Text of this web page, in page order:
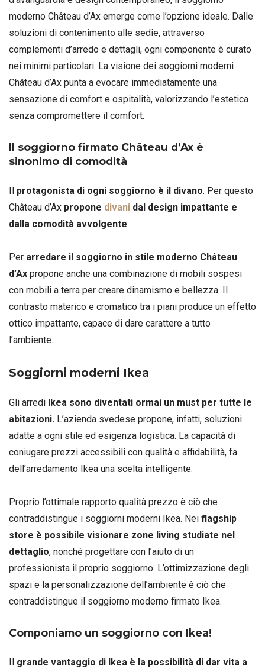
moderno Château d’Ax emerge come l’opzione ideale. Dalle
soluzioni di contenimento alle sedie, attraverso
complementi d’arredo e dettagli, ogni componente è curato
nei minimi particolari. La visione dei soggiorni moderni
Château d’Ax punta a evocare immediatamente una
sensazione di comfort e ospitalità, valorizzando l’estetica
senza compromettere il comfort.
Il soggiorno firmato Château d’Ax è
sinonimo di comodità
protagonista di ogni soggiorno è il divano. Per questo
Château d’Ax propone divani dal design impattante e
dalla comodità avvolgente.
Per arredare il soggiorno in stile moderno Château
d’Ax propone anche una combinazione di mobili sospesi
con mobili a terra per creare dinamismo e bellezza. Il
contrasto materico e cromatico tra i piani produce un effetto
ottico impattante, capace di dare carattere a tutto
l’ambiente.
Soggiorni moderni Ikea
Gli arredi Ikea sono diventati ormai un must per tutte le
abitazioni. L’azienda svedese propone, infatti, soluzioni
adatte a ogni stile ed esigenza logistica. La capacità di
coniugare prezzi accessibili con qualità e affidabilità, fa
dell’arredamento Ikea una scelta intelligente.
Proprio l’ottimale rapporto qualità prezzo è ciò che
contraddistingue i soggiorni moderni Ikea. Nei flagship
store è possibile visionare zone living studiate nel
dettaglio, nonché progettare con l’aiuto di un
professionista il proprio soggiorno. L’ottimizzazione degli
spazi e la personalizzazione dell’ambiente è ciò che
contraddistingue il soggiorno moderno firmato Ikea.
Componiamo un soggiorno con Ikea!
Il grande vantaggio di Ikea è la possibilità di dar vita a